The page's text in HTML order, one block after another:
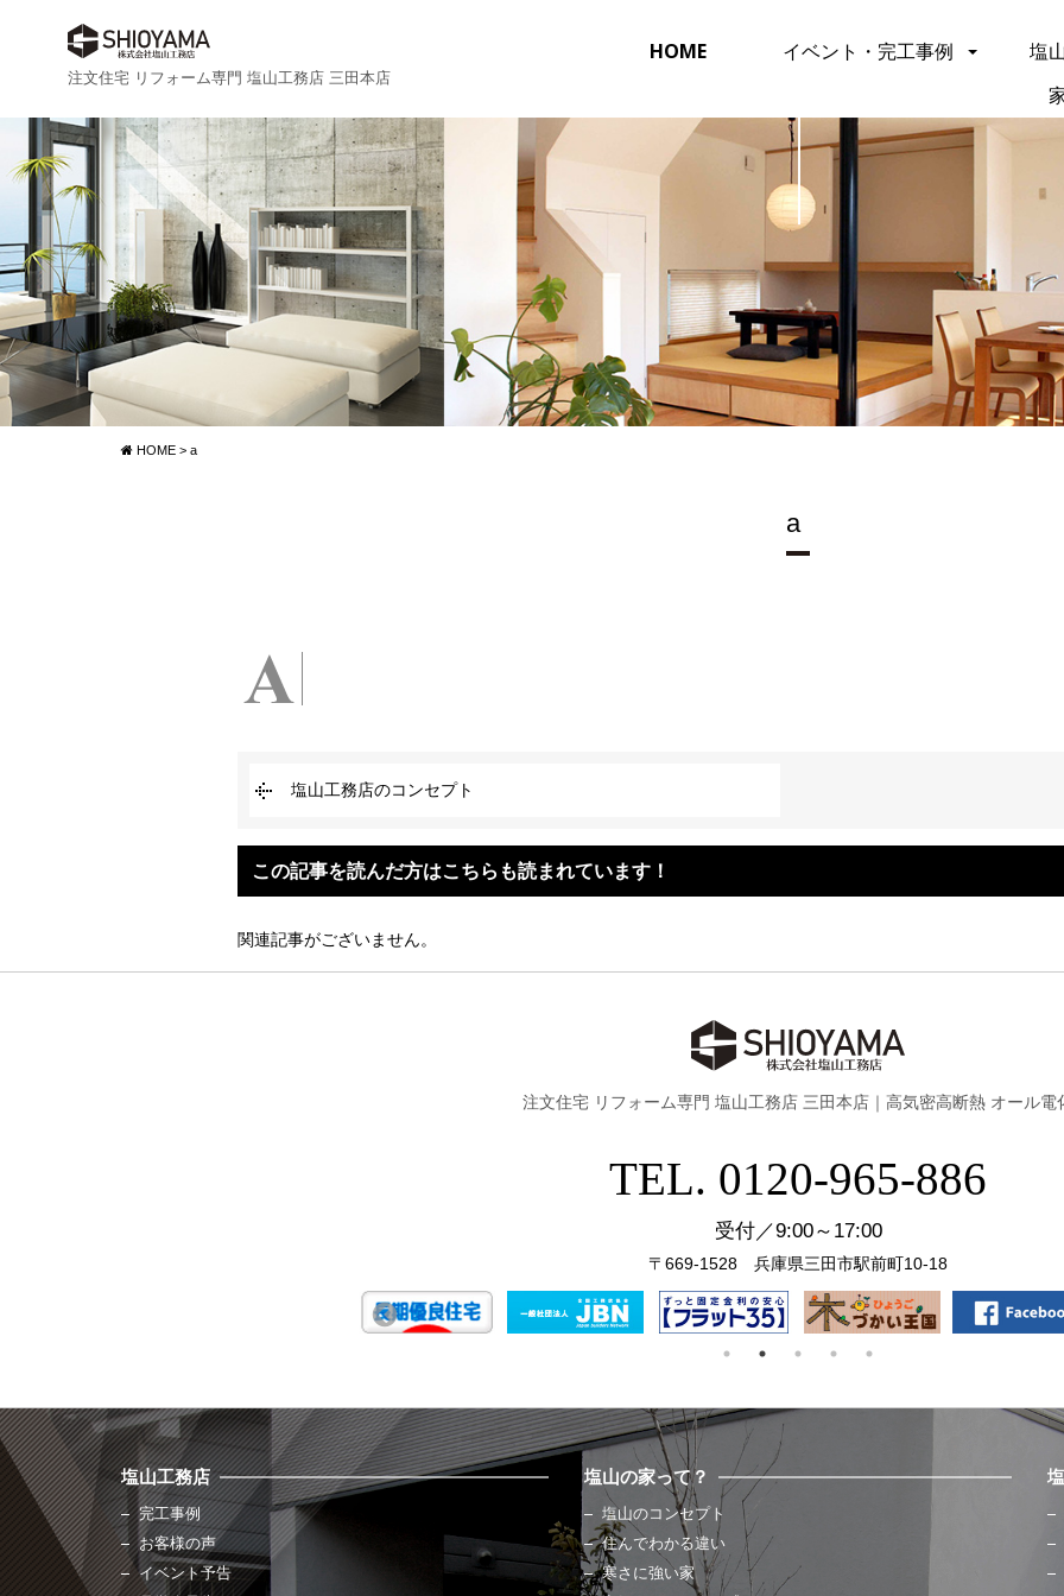
注文住宅 リフォーム専門 塩山工務店 三田本店
HOME イベント・完工事例 塩
HOME > a
a
塩山工務店のコンセプト
この記事を読んだ方はこちらも読まれています！
関連記事がございません。
注文住宅 リフォーム専門 塩山工務店 三田本店｜ 高気密高断熱 オール電
TEL. 0120-965-886
受付／9:00～17:00
〒669-1528 兵庫県三田市駅前町10-18
塩山工務店
完工事例
お客様の声
イベント予告
塩山の家って？
塩山のコンセプト
住んでわかる違い
寒さに強い家